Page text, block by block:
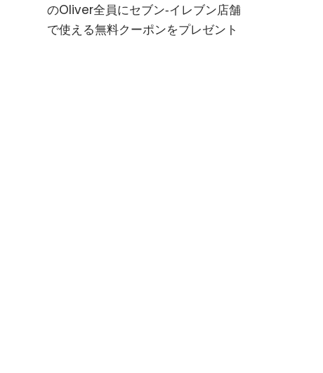
のOliver全員にセブン‐イレブン店舗
で使える無料クーポンをプレゼント